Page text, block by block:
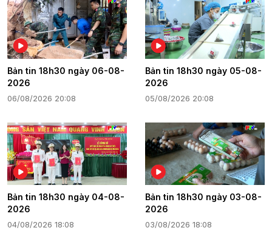
Bản tin 18h30 ngày 06-08-
2026
06/08/2026 20:08
Bản tin 18h30 ngày 05-08-
2026
05/08/2026 20:08
Bản tin 18h30 ngày 04-08-
2026
04/08/2026 18:08
Bản tin 18h30 ngày 03-08-
2026
03/08/2026 18:08